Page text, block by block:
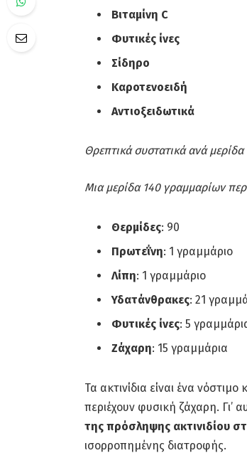
Βιταμίνη C
Φυτικές ίνες
Σίδηρο
Καροτενοειδή
Αντιοξειδωτικά
Θρεπτικά συστατικά ανά μερίδα
Μια μερίδα 140 γραμμαρίων
Θερμίδες: 90
Πρωτεΐνη: 1 γραμμάριο
Λίπη: 1 γραμμάριο
Υδατάνθρακες: 21
Φυτικές ίνες: 5
Ζάχαρη: 15 γραμμάρια
Τα ακτινίδια είναι ένα
περιέχουν φυσική ζάχαρη. Γι’
της πρόσληψης ακτινιδίου
ισορροπημένης διατροφής.